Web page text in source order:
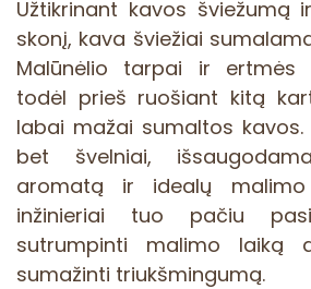
Užtikrinant kavos šviežumą
skonį, kava šviežiai
Malūnėlio tarpai ir ertmės
todėl prieš ruošiant kitą
labai mažai sumaltos
bet švelniai,
aromatą ir idealų malimo
inžinieriai tuo pačiu
sutrumpinti malimo laiką
sumažinti triukšmingumą.